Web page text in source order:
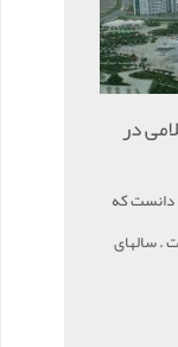
در
دانست که
. سالهای